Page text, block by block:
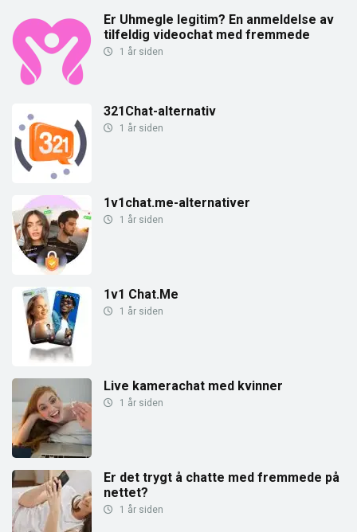
Er Uhmegle legitim? En anmeldelse av
tilfeldig videochat med fremmede
1 år siden
321Chat-alternativ
1 år siden
1v1chat.me-alternativer
1 år siden
1v1 Chat.Me
1 år siden
Live kamerachat med kvinner
1 år siden
Er det trygt å chatte med fremmede på
nettet?
1 år siden